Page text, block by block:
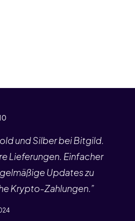
und Silber bei Bitgild.
Lieferungen. Einfacher
Updates zu
Krypto-Zahlungen.”